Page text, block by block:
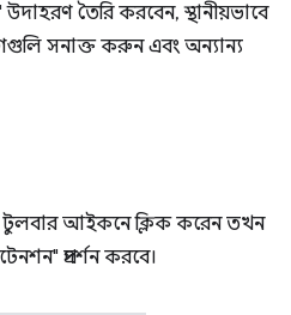
তৈরি করবেন, স্থানীয়ভাবে
সনাক্ত করুন এবং অন্যান্য
টুলবার আইকনে ক্লিক করেন তখন
প্রদর্শন করবে।